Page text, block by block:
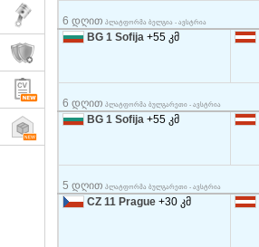
6 დღით პლატფორმა ბელგია - ავსტრია
BG 1 Sofija +55 კმ
6 დღით პლატფორმა ბულგარეთი - ავსტრია
BG 1 Sofija +55 კმ
5 დღით პლატფორმა ბულგარეთი - ავსტრია
CZ 11 Prague +30 კმ